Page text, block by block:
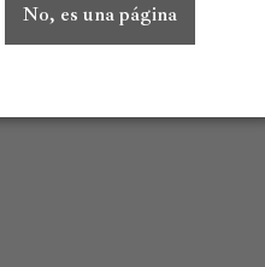
Ayuda
No, es una página